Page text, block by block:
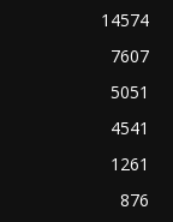
14574
7607
5051
4541
1261
876